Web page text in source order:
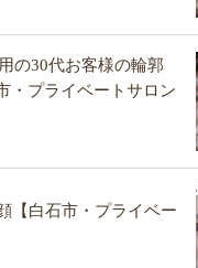
の30代お客様の輪郭
・プライベートサロン
白石市・プライベー